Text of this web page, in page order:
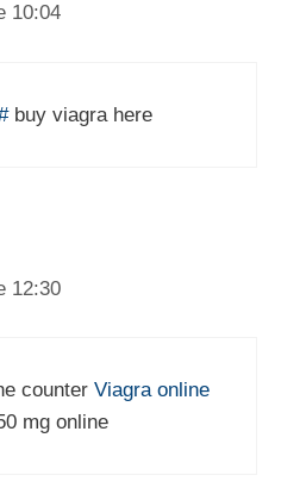
10:04
buy viagra here
12:30
counter Viagra online
mg online